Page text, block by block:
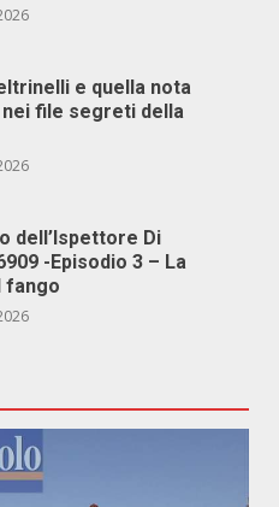
e quella nota
file segreti della
dell’Ispettore Di
-Episodio 3 – La
fango